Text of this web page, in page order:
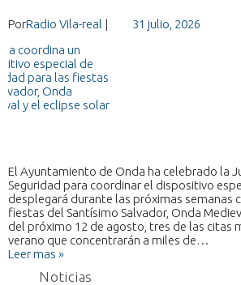
PorRadio Vila-real | 31 julio, 2026
El Ayuntamiento de Onda ha celebrado la
Seguridad para coordinar el dispositivo
desplegará durante las próximas semanas
fiestas del Santísimo Salvador, Onda
del próximo 12 de agosto, tres de las citas
verano que concentrarán a miles de…
Leer mas »
Noticias